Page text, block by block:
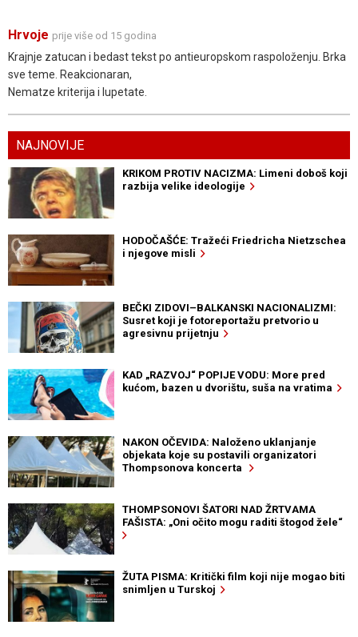
Hrvoje prije više od 15 godina
Krajnje zatucan i bedast tekst po antieuropskom raspoloženju. Brka
sve teme. Reakcionaran,
Nematze kriterija i lupetate.
NAJNOVIJE
KRIKOM PROTIV NACIZMA: Limeni doboš koji
razbija velike ideologije
HODOČAŠĆE: Tražeći Friedricha Nietzschea
i njegove misli
BEČKI ZIDOVI–BALKANSKI NACIONALIZMI:
Susret koji je fotoreportažu pretvorio u
agresivnu prijetnju
KAD „RAZVOJ“ POPIJE VODU: More pred
kućom, bazen u dvorištu, suša na vratima
NAKON OČEVIDA: Naloženo uklanjanje
objekata koje su postavili organizatori
Thompsonova koncerta
THOMPSONOVI ŠATORI NAD ŽRTVAMA
FAŠISTA: „Oni očito mogu raditi štogod žele“
ŽUTA PISMA: Kritički film koji nije mogao biti
snimljen u Turskoj